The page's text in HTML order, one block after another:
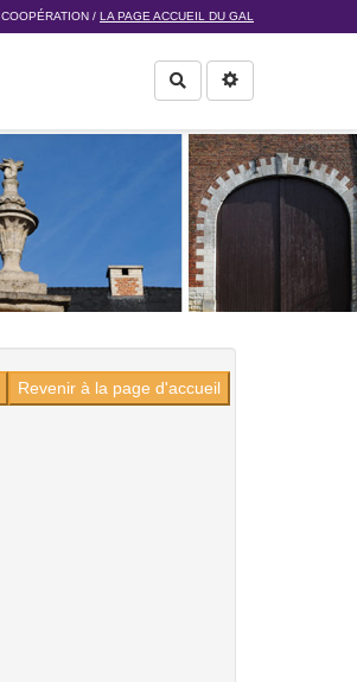
COOPÉRATION / LA PAGE ACCUEIL DU GAL
Rechercher
Revenir à la page d'accueil